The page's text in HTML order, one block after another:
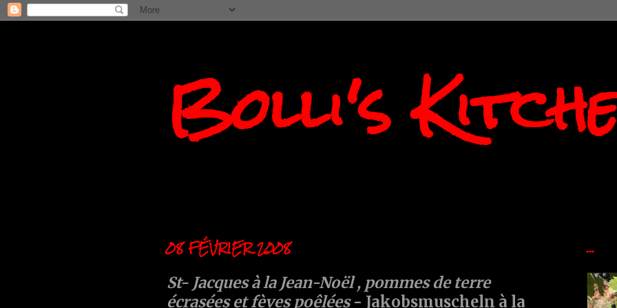
Bolli's
08 FÉVRIER 2008
St- Jacques à la Jean-Noël , pommes de terre
écrasées et fèves poêlées- Jakobsmuscheln à la
...